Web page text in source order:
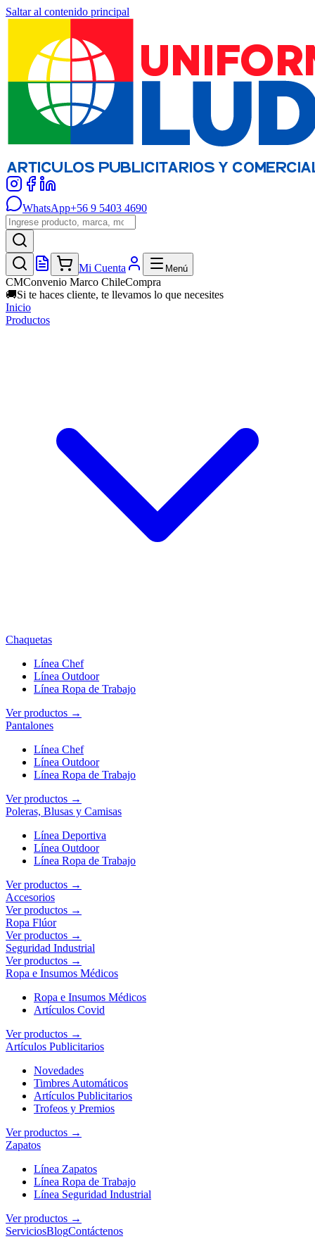
Saltar al contenido principal
WhatsApp+56 9 5403 4690
Mi Cuenta Menú
CMConvenio Marco ChileCompra
🚚Si te haces cliente, te llevamos lo que necesites
Inicio
Productos
Chaquetas
Línea Chef
Línea Outdoor
Línea Ropa de Trabajo
Ver productos →
Pantalones
Línea Chef
Línea Outdoor
Línea Ropa de Trabajo
Ver productos →
Poleras, Blusas y Camisas
Línea Deportiva
Línea Outdoor
Línea Ropa de Trabajo
Ver productos →
Accesorios
Ver productos →
Ropa Flúor
Ver productos →
Seguridad Industrial
Ver productos →
Ropa e Insumos Médicos
Ropa e Insumos Médicos
Artículos Covid
Ver productos →
Artículos Publicitarios
Novedades
Timbres Automáticos
Artículos Publicitarios
Trofeos y Premios
Ver productos →
Zapatos
Línea Zapatos
Línea Ropa de Trabajo
Línea Seguridad Industrial
Ver productos →
ServiciosBlogContáctenos